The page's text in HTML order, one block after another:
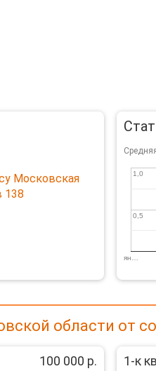
Московская
138
ян…
0,5
0,5
1,0
1,0
области от
100 000 р. 1-к